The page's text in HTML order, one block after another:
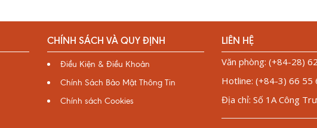
CHÍNH SÁCH VÀ QUY ĐỊNH
Điều Kiện & Điều Khoản
Chính Sách Bảo Mật Thông Tin
Chính sách Cookies
LIÊN HỆ
Văn phòng: (+84-28)
Hotline: (+84-3) 66 55
Địa chỉ: Số 1A Công